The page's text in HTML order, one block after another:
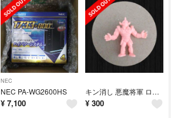
NEC
NEC PA-WG2600HS
¥ 7,100
キン消し 悪魔将軍 ローソン復刻版
¥ 300